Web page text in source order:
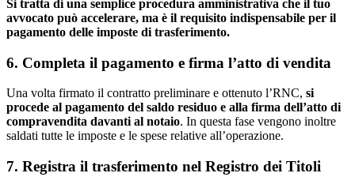
Si tratta di una semplice procedura amministrativa che il tuo
avvocato può accelerare, ma è il requisito indispensabile per il
pagamento delle imposte di trasferimento.
6. Completa il pagamento e firma l’atto di vendita
Una volta firmato il contratto preliminare e ottenuto l’RNC, si
procede al pagamento del saldo residuo e alla firma dell’atto di
compravendita davanti al notaio. In questa fase vengono inoltre
saldati tutte le imposte e le spese relative all’operazione.
7. Registra il trasferimento nel Registro dei Titoli